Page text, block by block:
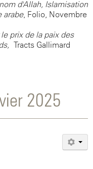
d'Allah, Islamisation
arabe, Folio, Novembre
prix de la paix des
Tracts Gallimard -
2025